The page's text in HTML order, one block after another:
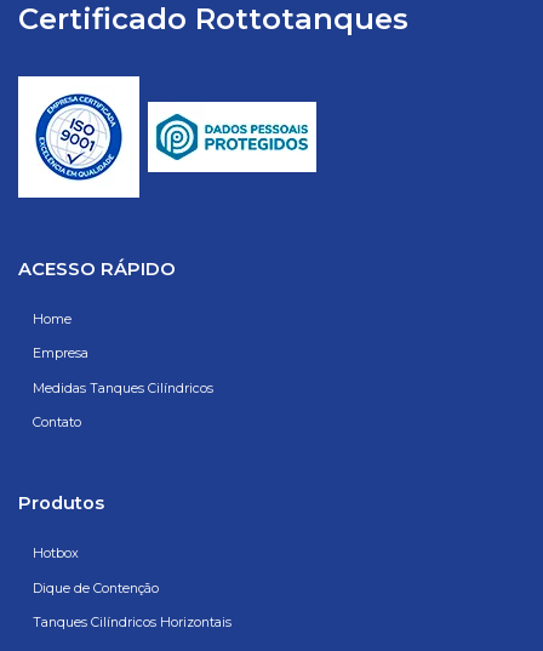
Certificado Rottotanques
ACESSO RÁPIDO
Home
Empresa
Medidas Tanques Cilíndricos
Contato
Produtos
Hotbox
Dique de Contenção
Tanques Cilíndricos Horizontais